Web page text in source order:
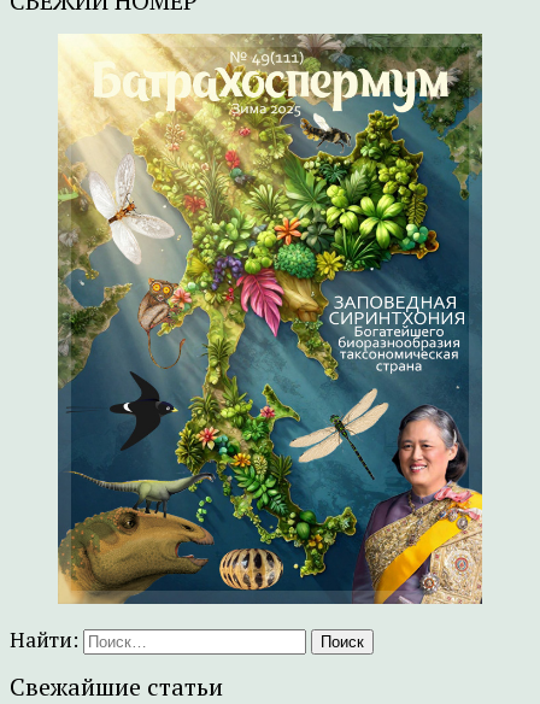
Найти:
Свежайшие статьи